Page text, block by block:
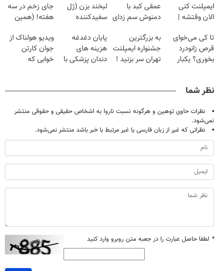
ایمپلنت کنی
الان وقتشه |
میلیون تومان!!!
عمقی کبد با
دمنوش سم زدای
لبخند بزن (ژل
سفیدکننده
جای زخم در سه
هفته! (همین
صحبت کنید)
تا کی می‌خوای
قرص زانودرد
بخوری؟ یکبار
به بزرگترین
جشنواره ایمپلنت
تهران سر بزنید !
پایان دغدغه
هزینه های
دندان پزشکی با
ویدیو هولناک از
جوان کارتن
خوابی که
نظر شما
نظرات حاوی توهین و هرگونه نسبت ناروا به اشخاص حقیقی و حقوقی منتشر
نمی‌شود.
نظراتی که غیر از زبان فارسی یا غیر مرتبط با خبر باشد منتشر نمی‌شود.
* لطفا حاصل عبارت را در جعبه متن روبرو وارد کنید